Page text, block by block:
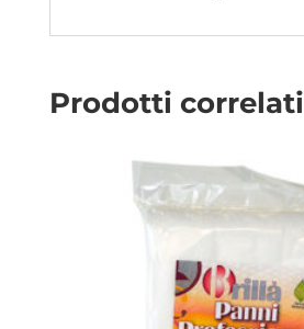
Prodotti correlati